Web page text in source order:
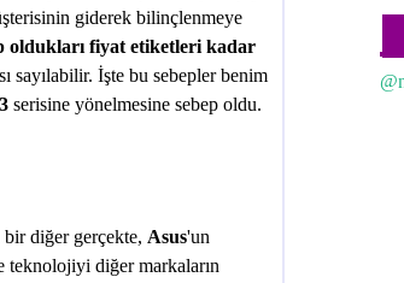
giderek bilinçlenmeye
oldukları fiyat etiketleri kadar
sayılabilir. İşte bu sebepler benim
serisine yönelmesine sebep oldu.
bir diğer gerçekte, Asus'un
teknolojiyi diğer markaların